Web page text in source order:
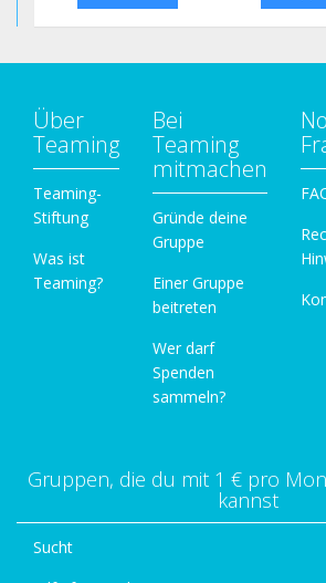
Über
Teaming
Teaming-
Stiftung
Was ist
Teaming?
Bei
Teaming
mitmachen
Gründe deine
Gruppe
Einer Gruppe
beitreten
Wer darf
Spenden
sammeln?
Gruppen, die du mit 1 € pro
kannst
Sucht